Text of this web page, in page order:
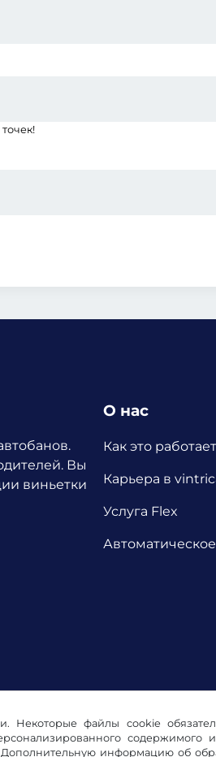
Некоторые файлы cookie
информацию об
Вы
виньетки
О нас
Как это работает
Карьера в
Услуга Flex